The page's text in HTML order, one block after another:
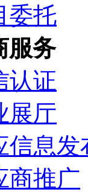
委托
服务
认证
展厅
信息发
商推广